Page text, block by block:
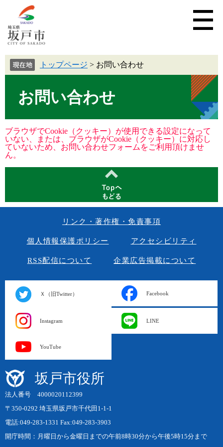
トップページ > お問い合わせ
お問い合わせ
ブラウザでCookie（クッキー）が使用できる設定になって
いない、または、ブラウザがCookie（クッキー）に対応し
ていないため、お問い合わせフォームをご利用頂けませ
ん。
リンク・著作権・免責事項
個人情報保護ポリシー アクセシビリティ
RSS配信について 企業広告掲載について
Ｘ（旧Twitter） Facebook
Instagram LINE
YouTube
坂戸市役所
法人番号 4000020112399
〒350-0292 埼玉県坂戸市千代田1-1-1
電話:049-283-1331 Fax:049-283-3903
開庁時間：月曜日から金曜日までの午前8時30分から午後5時15分まで